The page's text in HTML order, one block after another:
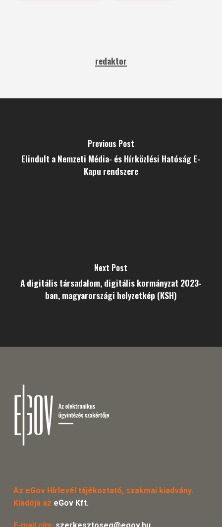
redaktor
Previous Post
Elindult a Nemzeti Média- és Hírközlési Hatóság E-
Kapu rendszere
Next Post
A digitális társadalom, digitális kormányzat 2023-
ban, magyarországi helyzetkép (KSH)
Az eGov Hírlevél tájékoztató, szakmai kiadvány.
Kiadója az eGov Kft.